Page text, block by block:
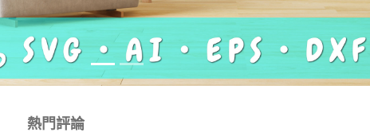
熱門評論